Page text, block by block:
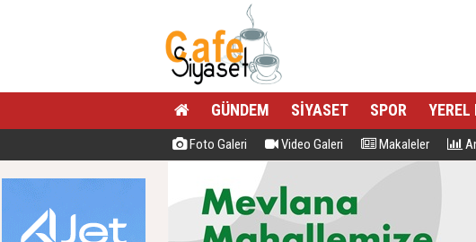
GÜNDEM SİYASET SPOR YEREL
Foto Galeri Video Galeri Makaleler